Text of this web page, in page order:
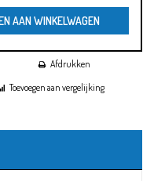
AAN WINKELWAGEN
Afdrukken
Toevoegen aan vergelijking